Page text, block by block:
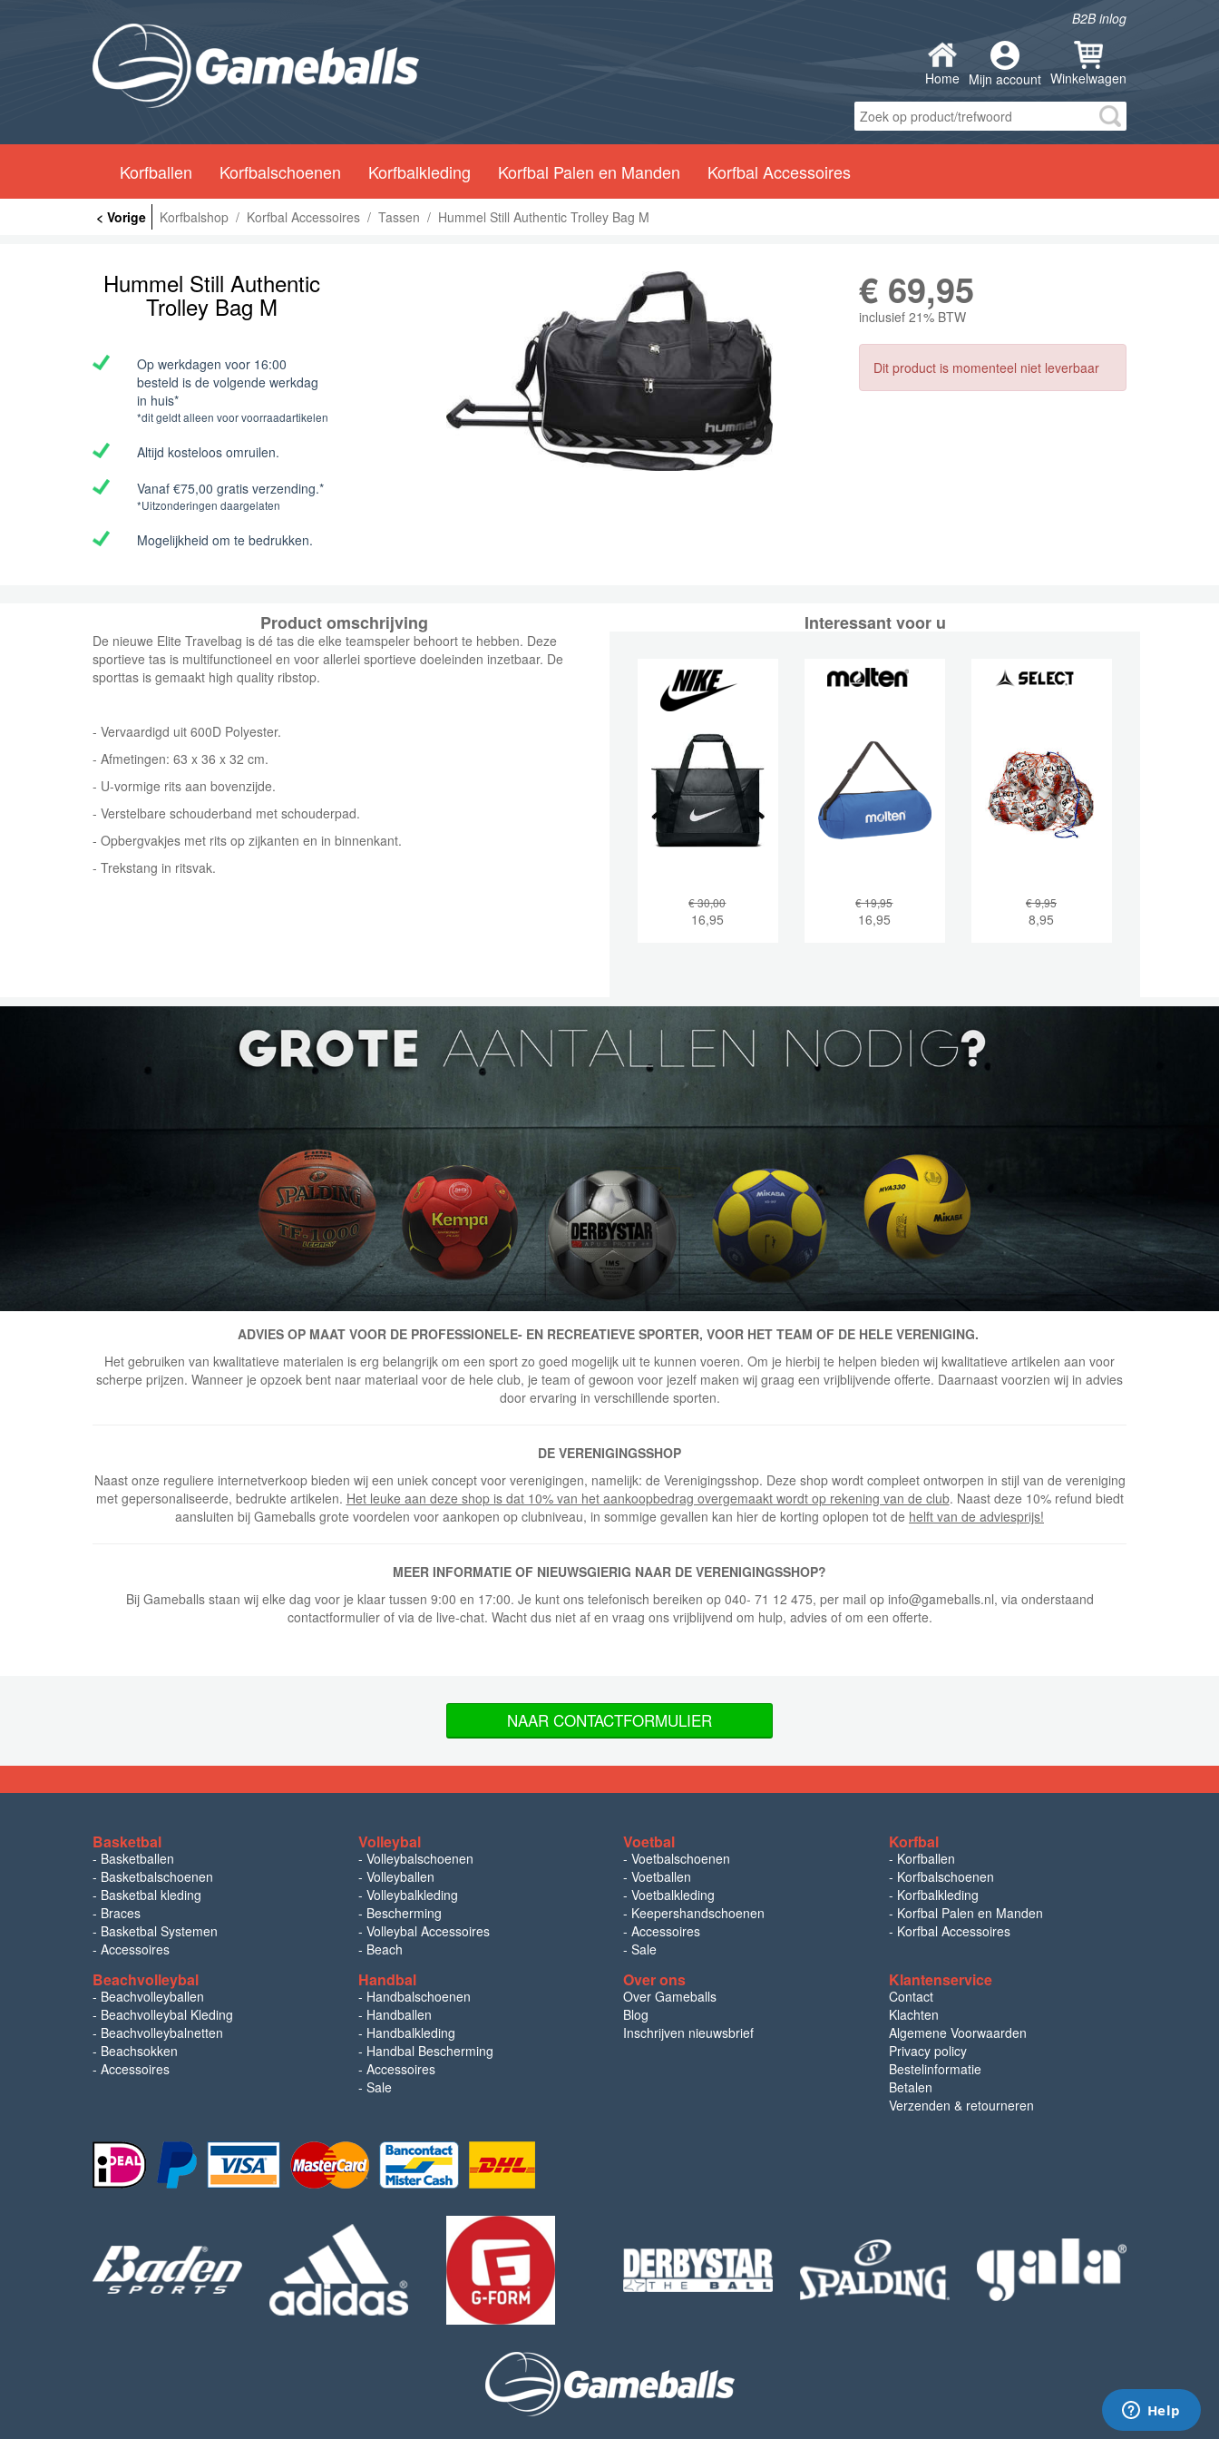
B2B inlog
Home Mijn account Winkelwagen
Korfballen Korfbalschoenen Korfbalkleding Korfbal Palen en Manden Korfbal Accessoires
< Vorige Korfbalshop / Korfbal Accessoires / Tassen / Hummel Still Authentic Trolley Bag M
Hummel Still Authentic
Trolley Bag M
Op werkdagen voor 16:00
besteld is de volgende werkdag
in huis*
*dit geldt alleen voor voorraadartikelen
Altijd kosteloos omruilen.
Vanaf €75,00 gratis verzending.*
*Uitzonderingen daargelaten
Mogelijkheid om te bedrukken.
€ 69,95
inclusief 21% BTW
Dit product is momenteel niet leverbaar
Product omschrijving
De nieuwe Elite Travelbag is dé tas die elke teamspeler behoort te hebben. Deze
sportieve tas is multifunctioneel en voor allerlei sportieve doeleinden inzetbaar. De
sporttas is gemaakt high quality ribstop.
- Vervaardigd uit 600D Polyester.
- Afmetingen: 63 x 36 x 32 cm.
- U-vormige rits aan bovenzijde.
- Verstelbare schouderband met schouderpad.
- Opbergvakjes met rits op zijkanten en in binnenkant.
- Trekstang in ritsvak.
Interessant voor u
€ 30,00
16,95
€ 19,95
16,95
€ 9,95
8,95
ADVIES OP MAAT VOOR DE PROFESSIONELE- EN RECREATIEVE SPORTER, VOOR HET TEAM OF DE HELE VERENIGING.
Het gebruiken van kwalitatieve materialen is erg belangrijk om een sport zo goed mogelijk uit te kunnen voeren. Om je hierbij te helpen bieden wij kwalitatieve artikelen aan voor
scherpe prijzen. Wanneer je opzoek bent naar materiaal voor de hele club, je team of gewoon voor jezelf maken wij graag een vrijblijvende offerte. Daarnaast voorzien wij in advies
door ervaring in verschillende sporten.
DE VERENIGINGSSHOP
Naast onze reguliere internetverkoop bieden wij een uniek concept voor verenigingen, namelijk: de Verenigingsshop. Deze shop wordt compleet ontworpen in stijl van de vereniging
met gepersonaliseerde, bedrukte artikelen. Het leuke aan deze shop is dat 10% van het aankoopbedrag overgemaakt wordt op rekening van de club. Naast deze 10% refund biedt
aansluiten bij Gameballs grote voordelen voor aankopen op clubniveau, in sommige gevallen kan hier de korting oplopen tot de helft van de adviesprijs!
MEER INFORMATIE OF NIEUWSGIERIG NAAR DE VERENIGINGSSHOP?
Bij Gameballs staan wij elke dag voor je klaar tussen 9:00 en 17:00. Je kunt ons telefonisch bereiken op 040- 71 12 475, per mail op info@gameballs.nl, via onderstaand
contactformulier of via de live-chat. Wacht dus niet af en vraag ons vrijblijvend om hulp, advies of om een offerte.
NAAR CONTACTFORMULIER
Basketbal
- Basketballen
- Basketbalschoenen
- Basketbal kleding
- Braces
- Basketbal Systemen
- Accessoires
Volleybal
- Volleybalschoenen
- Volleyballen
- Volleybalkleding
- Bescherming
- Volleybal Accessoires
- Beach
Voetbal
- Voetbalschoenen
- Voetballen
- Voetbalkleding
- Keepershandschoenen
- Accessoires
- Sale
Korfbal
- Korfballen
- Korfbalschoenen
- Korfbalkleding
- Korfbal Palen en Manden
- Korfbal Accessoires
Beachvolleybal
- Beachvolleyballen
- Beachvolleybal Kleding
- Beachvolleybalnetten
- Beachsokken
- Accessoires
Handbal
- Handbalschoenen
- Handballen
- Handbalkleding
- Handbal Bescherming
- Accessoires
- Sale
Over ons
Over Gameballs
Blog
Inschrijven nieuwsbrief
Klantenservice
Contact
Klachten
Algemene Voorwaarden
Privacy policy
Bestelinformatie
Betalen
Verzenden & retourneren